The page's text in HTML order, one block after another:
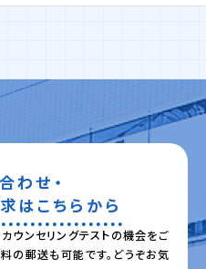
わせ・
はこちらから
ウンセリングテストの機会をご
の郵送も可能です。どうぞお気